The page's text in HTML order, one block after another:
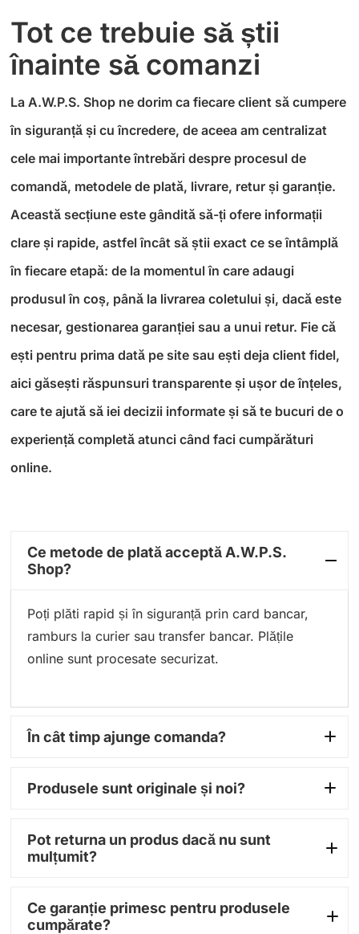
Tot ce trebuie să știi
înainte să comanzi
La A.W.P.S. Shop ne dorim ca fiecare client să cumpere
în siguranță și cu încredere, de aceea am centralizat
cele mai importante întrebări despre procesul de
comandă, metodele de plată, livrare, retur și garanție.
Această secțiune este gândită să-ți ofere informații
clare și rapide, astfel încât să știi exact ce se întâmplă
în fiecare etapă: de la momentul în care adaugi
produsul în coș, până la livrarea coletului și, dacă este
necesar, gestionarea garanției sau a unui retur. Fie că
ești pentru prima dată pe site sau ești deja client fidel,
aici găsești răspunsuri transparente și ușor de înțeles,
care te ajută să iei decizii informate și să te bucuri de o
experiență completă atunci când faci cumpărături
online.
Ce metode de plată acceptă A.W.P.S.
Shop?
Poți plăti rapid și în siguranță prin card bancar,
ramburs la curier sau transfer bancar. Plățile
online sunt procesate securizat.
În cât timp ajunge comanda?
Produsele sunt originale și noi?
100% originale
Pot returna un produs dacă nu sunt
mulțumit?
14 zile
Ce garanție primesc pentru produsele
cumpărate?